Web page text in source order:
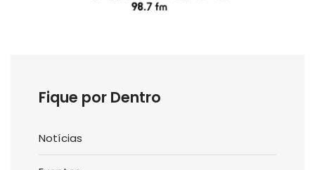
Fique por Dentro
Notícias